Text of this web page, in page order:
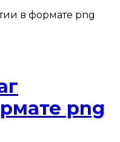
в формате png
png